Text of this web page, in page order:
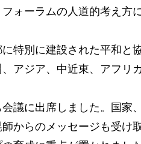
ォーラムの人道的考え方
特別に建設された平和と
アジア、中近東、アフリ
議に出席しました。国家
からのメッセージも受け